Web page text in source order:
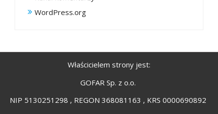
WordPress.org
Właścicielem strony jest:
GOFAR Sp. z o.o.
NIP 5130251298 , REGON 368081163 , KRS 0000690892